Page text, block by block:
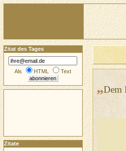
„Dem
Zitat des Tages
Als HTML Text
Zitate